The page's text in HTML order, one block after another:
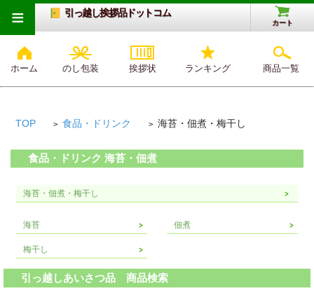
引っ越し挨拶品ドットコム
カート
ホーム のし包装 挨拶状 ランキング 商品一覧
≡
TOP > 食品・ドリンク > 海苔・佃煮・梅干し
食品・ドリンク 海苔・佃煮
海苔・佃煮・梅干し
海苔
梅干し
佃煮
引っ越しあいさつ品 商品検索